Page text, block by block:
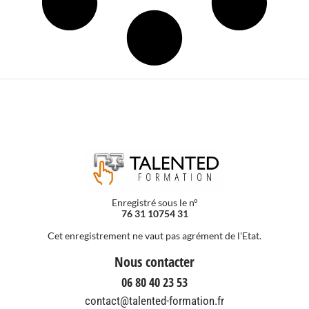
Enregistré sous le n°
76 31 10754 31
Cet enregistrement ne vaut pas agrément de l'Etat.
Nous contacter
06 80 40 23 53
contact@talented-formation.fr